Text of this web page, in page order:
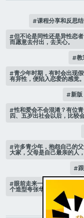
课程分享和反思
但不论是同性还是异性恋
而愿意去付出，去关心。
教
青少年时期，有时会出现
有异性，便陷入恋爱的感觉。
新版
性和爱会不会混淆？有位
四、五岁出社会以后，比较
许多青少年，抱怨自己的
大家，父母是自己最亲的人
眼前走来一位魔女，可爱
个造型夸张华丽，非常特殊。